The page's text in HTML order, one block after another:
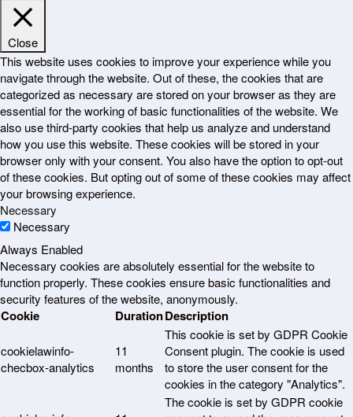
Close
This website uses cookies to improve your experience while you
navigate through the website. Out of these, the cookies that are
categorized as necessary are stored on your browser as they are
essential for the working of basic functionalities of the website. We
also use third-party cookies that help us analyze and understand
how you use this website. These cookies will be stored in your
browser only with your consent. You also have the option to opt-out
of these cookies. But opting out of some of these cookies may affect
your browsing experience.
Necessary
Necessary
Always Enabled
Necessary cookies are absolutely essential for the website to
function properly. These cookies ensure basic functionalities and
security features of the website, anonymously.
Cookie DurationDescription
cookielawinfo-
checbox-analytics
11
months
This cookie is set by GDPR Cookie
Consent plugin. The cookie is used
to store the user consent for the
cookies in the category "Analytics".
The cookie is set by GDPR cookie